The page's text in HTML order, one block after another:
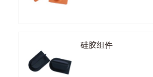
硅胶组件